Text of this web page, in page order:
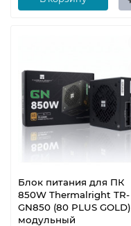
Блок питания для ПК
850W Thermalright TR-
GN850 (80 PLUS GOLD)
модульный